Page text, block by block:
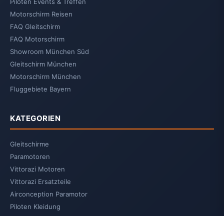
Motorschirm Reisen
FAQ Gleitschirm
FAQ Motorschirm
Showroom München Süd
Gleitschirm München
Motorschirm München
Fluggebiete Bayern
KATEGORIEN
Gleitschirme
Paramotoren
Vittorazi Motoren
Vittorazi Ersatzteile
Airconception Paramotor
Piloten Kleidung